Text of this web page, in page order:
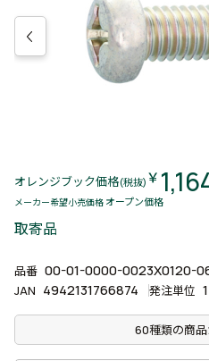
オレンジブック価格(税抜) ￥
メーカー希望小売価格 オープン価格
取寄品
品番 00-01-0000-0023X0120-
JAN 4942131766874 発注単位
60種類の商